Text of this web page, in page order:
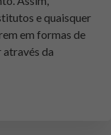
e quaisquer
em formas de
da